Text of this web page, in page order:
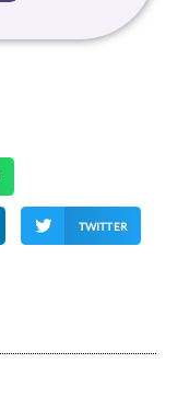
TWITTER